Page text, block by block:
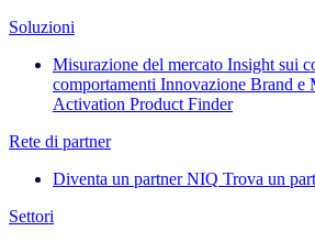
Soluzioni
Misurazione del mercato Insight sui
comportamenti Innovazione Brand e
Activation Product Finder
Rete di partner
Diventa un partner NIQ Trova un
Settori